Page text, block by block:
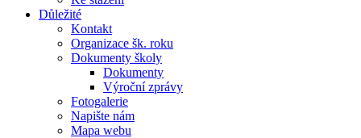
Důležité
Kontakt
Organizace šk. roku
Dokumenty školy
Dokumenty
Výroční zprávy
Fotogalerie
Napište nám
Mapa webu